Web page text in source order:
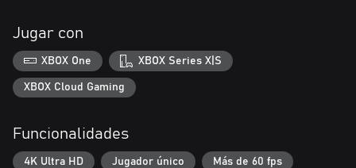
mantenerse con vida.
* Experimenta la tensión: defiende tu campamento, rescata
sobrevivientes y lucha en combates sigilosos o de frente.
Consigue una última oportunidad de sobrevivir en un "estado
Jugar con
XBOX One XBOX Series X|S
XBOX Cloud Gaming
Funcionalidades
4K Ultra HD Jugador único Más de 60 fps